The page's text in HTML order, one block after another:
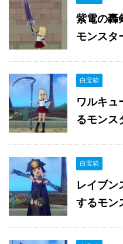
紫電の轟
モンスタ
白宝箱
ワルキュ
るモンス
白宝箱
レイブン
するモン